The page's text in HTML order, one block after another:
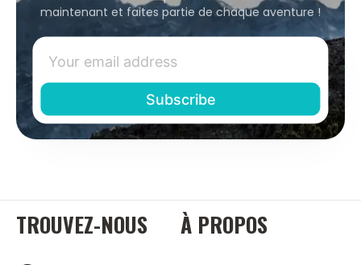
maintenant et faites partie de chaque aventure !
TROUVEZ-NOUS À PROPOS